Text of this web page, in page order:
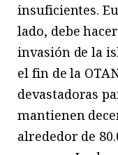
insuficientes.
lado, debe
invasión de la
el fin de la
devastadoras
mantienen
alrededor de